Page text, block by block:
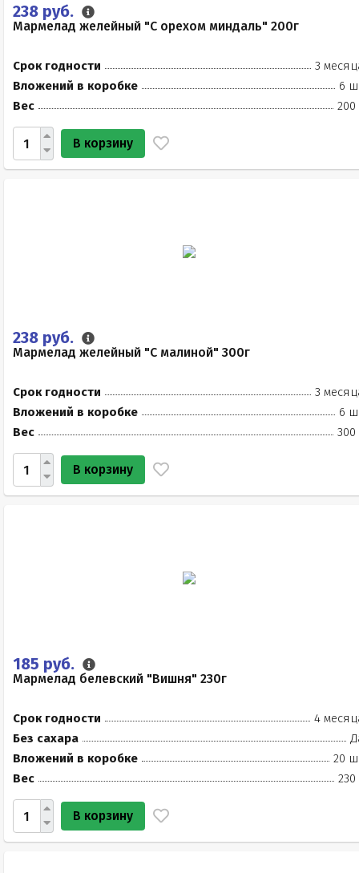
238 руб.
Мармелад желейный "С орехом миндаль" 200г
Срок годности
3
Вложений в коробке
6
Вес
200
В корзину
238 руб.
Мармелад желейный "С малиной" 300г
Срок годности
3
Вложений в коробке
6
Вес
300
В корзину
185 руб.
Мармелад белевский "Вишня" 230г
Срок годности
4
Без сахара
Вложений в коробке
20
Вес
230
В корзину